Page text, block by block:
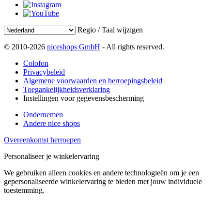
Regio / Taal wijzigen
© 2010-2026 niceshops GmbH - All rights reserved.
Colofon
Privacybeleid
Algemene voorwaarden en herroepingsbeleid
Toegankelijkheidsverklaring
Instellingen voor gegevensbescherming
Ondernemen
Andere nice shops
Overeenkomst herroepen
Personaliseer je winkelervaring
We gebruiken alleen cookies en andere technologieën om je een
gepersonaliseerde winkelervaring te bieden met jouw individuele
toestemming.